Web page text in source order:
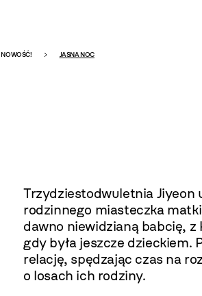
NOWOŚĆ! JASNA NOC
Trzydziestodwuletnia Jiyeon
rodzinnego miasteczka
dawno niewidzianą babcię,
gdy była jeszcze dzieckiem.
relację, spędzając czas na
o losach ich rodziny.